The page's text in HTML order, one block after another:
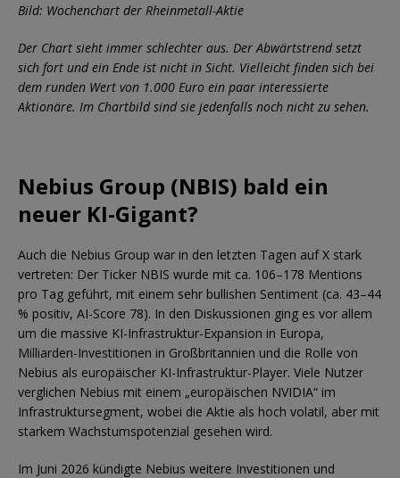
Bild: Wochenchart der Rheinmetall-Aktie
Der Chart sieht immer schlechter aus. Der Abwärtstrend setzt
sich fort und ein Ende ist nicht in Sicht. Vielleicht finden sich bei
dem runden Wert von 1.000 Euro ein paar interessierte
Aktionäre. Im Chartbild sind sie jedenfalls noch nicht zu sehen.
Nebius Group (NBIS) bald ein
neuer KI-Gigant?
Auch die Nebius Group war in den letzten Tagen auf X stark
vertreten: Der Ticker NBIS wurde mit ca. 106–178 Mentions
pro Tag geführt, mit einem sehr bullishen Sentiment (ca. 43–44
% positiv, AI-Score 78). In den Diskussionen ging es vor allem
um die massive KI-Infrastruktur-Expansion in Europa,
Milliarden-Investitionen in Großbritannien und die Rolle von
Nebius als europäischer KI-Infrastruktur-Player. Viele Nutzer
verglichen Nebius mit einem „europäischen NVIDIA“ im
Infrastruktursegment, wobei die Aktie als hoch volatil, aber mit
starkem Wachstumspotenzial gesehen wird.
Im Juni 2026 kündigte Nebius weitere Investitionen und